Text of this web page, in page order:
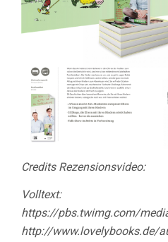
Credits Rezensionsvideo:
Volltext:
https://pbs.twimg.com/
http://www.lovelybooks.de/